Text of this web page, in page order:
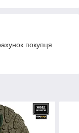
покупця